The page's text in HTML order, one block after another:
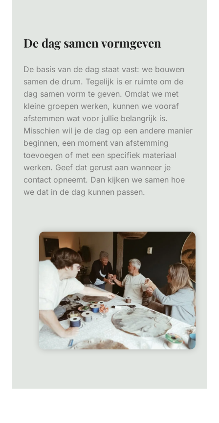
De dag samen vormgeven
De basis van de dag staat vast: we bouwen
samen de drum. Tegelijk is er ruimte om de
dag samen vorm te geven. Omdat we met
kleine groepen werken, kunnen we vooraf
afstemmen wat voor jullie belangrijk is.
Misschien wil je de dag op een andere manier
beginnen, een moment van afstemming
toevoegen of met een specifiek materiaal
werken. Geef dat gerust aan wanneer je
contact opneemt. Dan kijken we samen hoe
we dat in de dag kunnen passen.